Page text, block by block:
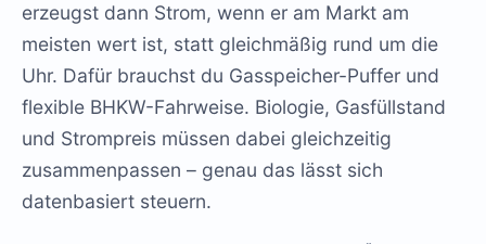
erzeugst dann Strom, wenn er am Markt am
meisten wert ist, statt gleichmäßig rund um die
Uhr. Dafür brauchst du Gasspeicher-Puffer und
flexible BHKW-Fahrweise. Biologie, Gasfüllstand
und Strompreis müssen dabei gleichzeitig
zusammenpassen – genau das lässt sich
datenbasiert steuern.